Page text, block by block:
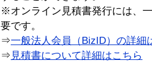
※オンライン見積書発行には、
要です。
⇒一般法人会員（BizID）の詳細
⇒ 見積書について詳細はこちら